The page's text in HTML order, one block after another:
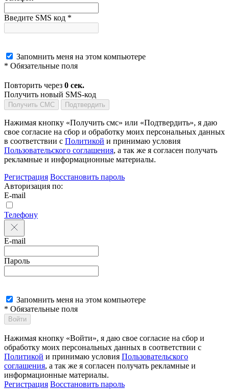
Введите SMS код *
Запомнить меня на этом компьютере
* Обязательные поля
Повторить через 0 сек.
Получить новый SMS-код
Получить СМС Подтвердить
Нажимая кнопку «Получить смс» или «Подтвердить», я даю
свое согласие на сбор и обработку моих персональных данных
в соответствии с Политикой и принимаю условия
Пользовательского соглашения, а так же я согласен получать
рекламные и информационные материалы.
Регистрация Восстановить пароль
Авторизация по:
E-mail
Телефону
E-mail
Пароль
Запомнить меня на этом компьютере
* Обязательные поля
Войти
Нажимая кнопку «Войти», я даю свое согласие на сбор и
обработку моих персональных данных в соответствии с
Политикой и принимаю условия Пользовательского
соглашения, а так же я согласен получать рекламные и
информационные материалы.
Регистрация Восстановить пароль